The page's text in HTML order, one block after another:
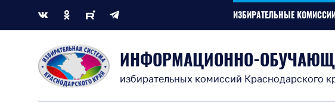
ИЗБИРАТЕЛЬНЫЕ
ИНФОРМАЦИОННО-
избирательных комиссий Краснодарского